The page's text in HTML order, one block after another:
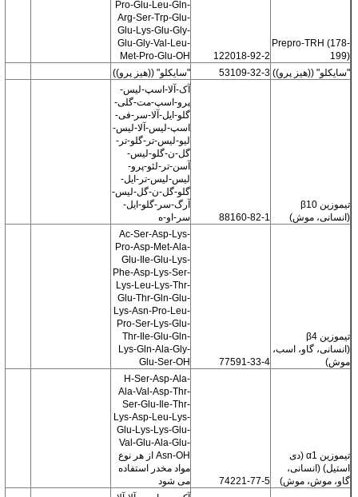
Prepro-TRH (178-
199)
122018-92-2
Pro-Glu-Leu-Gln-
Arg-Ser-Trp-Glu-
Glu-Lys-Glu-Gly-
Glu-Gly-Val-Leu-
Met-Pro-Glu-OH
"سايکلو" ((هيز پرو)) 53109-32-3 "سايکلو" ((هيز پرو))
تیموزین β10
(انسانی، موش)
88160-82-1
آک-آلا-اسپ-لیس-
پرو-اسپ-مت-گلی-
گلو-ایل-آلا-سر-فی-
اسپ-لیس-آلا-لیس-
لیو-لیس-تر-گلو-تر-
گل-ن-گلو-لیس-
آسن-تر-لئو-پرو-
لیس-لیس-تر-ایل-
گلو-گل-ن-گل-لیس-
آرگ-سر-گلو-ایل-
سر-او-ه
تیموزین β4
(انسانی، گاو، اسب،
موش)
77591-33-4
Ac-Ser-Asp-Lys-
Pro-Asp-Met-Ala-
Glu-Ile-Glu-Lys-
Phe-Asp-Lys-Ser-
Lys-Leu-Lys-Thr-
Glu-Thr-Gln-Glu-
Lys-Asn-Pro-Leu-
Pro-Ser-Lys-Glu-
Thr-Ile-Glu-Gln-
Lys-Gln-Ala-Gly-
Glu-Ser-OH
تیموزین α1 (دی
استیل) (انسانی،
گاو، موش، موش)
74221-77-5
H-Ser-Asp-Ala-
Ala-Val-Asp-Thr-
Ser-Glu-Ile-Thr-
Lys-Asp-Leu-Lys-
Glu-Lys-Lys-Glu-
Val-Glu-Ala-Glu-
Asn-OH از هر نوع
مواد مخدر استفاده
می شود